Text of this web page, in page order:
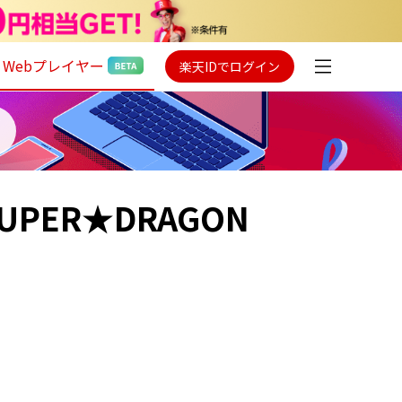
Webプレイヤー 楽天IDでログイン